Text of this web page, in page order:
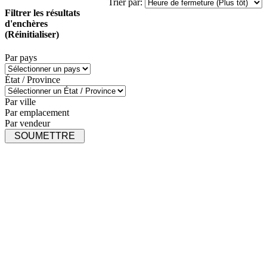
Filtrer les résultats
d'enchères
(Réinitialiser)
Par pays
État / Province
Par ville
Par emplacement
Par vendeur